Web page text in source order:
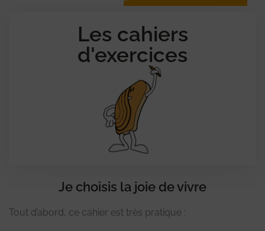
Les cahiers
d'exercices
Je choisis la joie de vivre
Tout d’abord, ce cahier est très pratique :